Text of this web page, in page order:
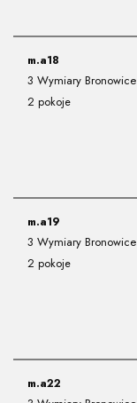
m.a18
3 Wymiary Bronowice
2 pokoje
m.a19
3 Wymiary Bronowice
2 pokoje
m.a22